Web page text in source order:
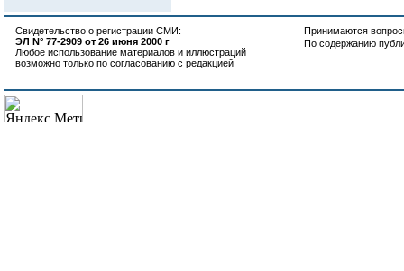
Свидетельство о регистрации СМИ:
ЭЛ N° 77-2909 от 26 июня 2000 г
Любое использование материалов и иллюстраций
возможно только по согласованию с редакцией
Принимаются
По содержанию